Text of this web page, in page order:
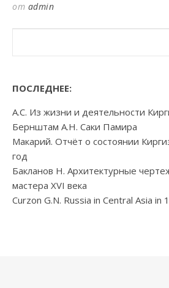
от admin
ПОСЛЕДНЕЕ:
А.С. Из жизни и деятельности
Бернштам А.Н. Саки Памира
Макарий. Отчёт о состоянии
год
Бакланов Н. Архитектурные
мастера XVI века
Curzon G.N. Russia in Central Asia in